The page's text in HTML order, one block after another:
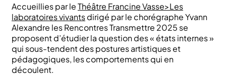
Accueillies par leThéâtre Francine Vasse>Les
laboratoires vivantsdirigé par le chorégraphe Yvann
Alexandre les Rencontres Transmettre 2025 se
proposent d’étudier la question des « états internes »
qui sous-tendent des postures artistiques et
pédagogiques, les comportements qui en
découlent.